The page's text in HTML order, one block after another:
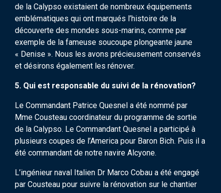
de la Calypso existaient de nombreux équipements
emblématiques qui ont marqués l’histoire de la
découverte des mondes sous-marins, comme par
exemple de la fameuse soucoupe plongeante jaune
« Denise ». Nous les avons précieusement conservés
et désirons également les rénover.
5. Qui est responsable du suivi de la rénovation?
Le Commandant Patrice Quesnel a été nommé par
Mme Cousteau coordinateur du programme de sortie
de la Calypso. Le Commandant Quesnel a participé à
plusieurs coupes de l’America pour Baron Bich. Puis il a
été commandant de notre navire Alcyone.
L’ingénieur naval Italien Dr Marco Cobau a été engagé
par Cousteau pour suivre la rénovation sur le chantier